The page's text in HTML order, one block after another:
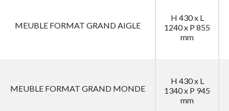
MEUBLE FORMAT GRAND AIGLE
H 430 x L
1240 x P 855
mm
MEUBLE FORMAT GRAND MONDE
H 430 x L
1340 x P 945
mm